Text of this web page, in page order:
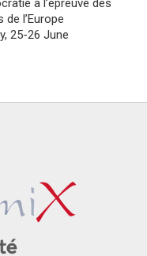
à l’épreuve des
l’Europe
25-26 June